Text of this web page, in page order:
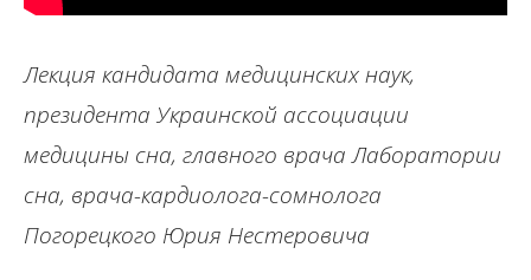
Лекция кандидата медицинских наук,
президента Украинской ассоциации
медицины сна, главного врача Лаборатории
сна, врача-кардиолога-сомнолога
Погорецкого Юрия Нестеровича